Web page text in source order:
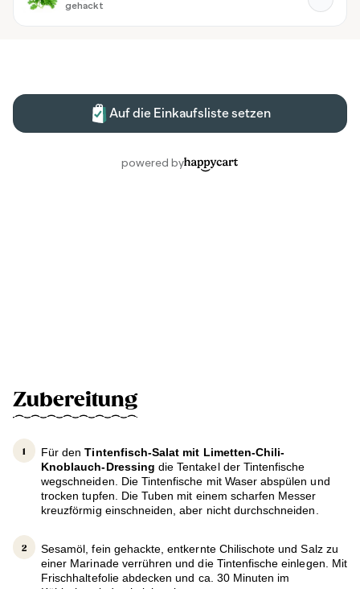
Zubereitung
Für denTintenfisch-Salat mit Limetten-Chili-
Knoblauch-Dressing die Tentakel der Tintenfische
wegschneiden. Die Tintenfische mit Waser abspülen und
trocken tupfen. Die Tuben mit einem scharfen Messer
kreuzförmig einschneiden, aber nicht durchschneiden.
Sesamöl, fein gehackte, entkernte Chilischote und Salz zu
einer Marinade verrühren und die Tintenfische einlegen. Mit
Frischhaltefolie abdecken und ca. 30 Minuten im